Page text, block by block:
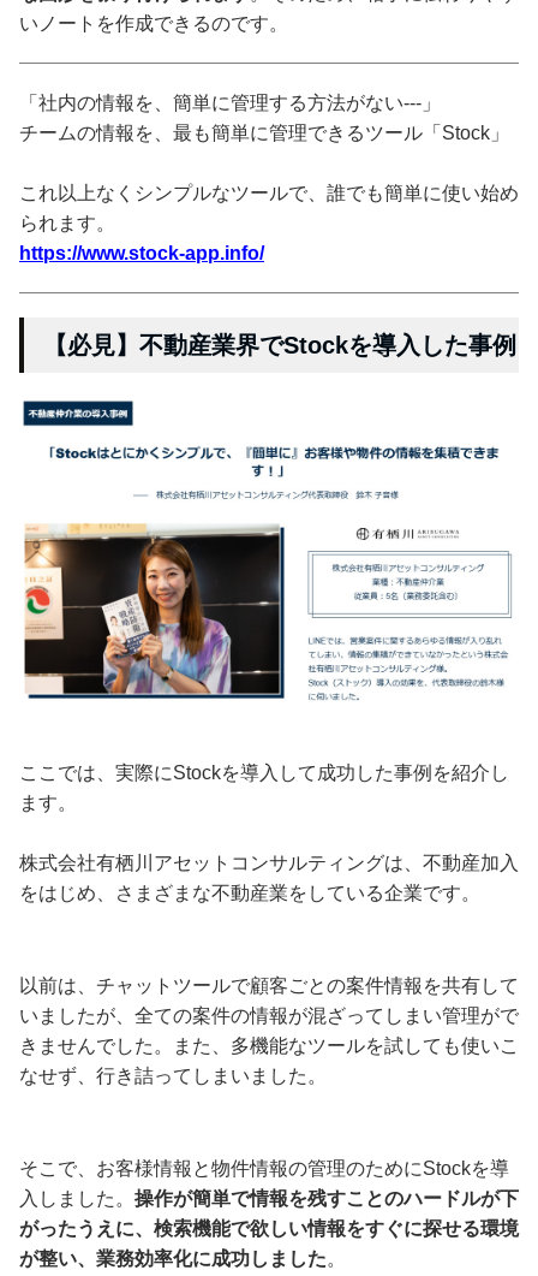
いノートを作成できるのです。
「社内の情報を、簡単に管理する方法がない---」
チームの情報を、最も簡単に管理できるツール「Stock」
これ以上なくシンプルなツールで、誰でも簡単に使い始め
られます。
https://www.stock-app.info/
【必見】不動産業界でStockを導入した事例
ここでは、実際にStockを導入して成功した事例を紹介し
ます。
株式会社有栖川アセットコンサルティングは、不動産加入
をはじめ、さまざまな不動産業をしている企業です。
以前は、チャットツールで顧客ごとの案件情報を共有して
いましたが、全ての案件の情報が混ざってしまい管理がで
きませんでした。また、多機能なツールを試しても使いこ
なせず、行き詰ってしまいました。
そこで、お客様情報と物件情報の管理のためにStockを導
入しました。 操作が簡単で情報を残すことのハードルが下
がったうえに、検索機能で欲しい情報をすぐに探せる環境
が整い、業務効率化に成功しました。